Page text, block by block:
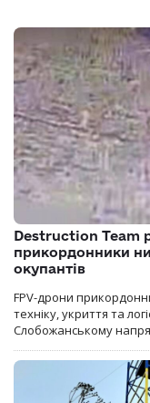
Destruction Team
прикордонники
окупантів
FPV-дрони
техніку, укриття та
Слобожанському